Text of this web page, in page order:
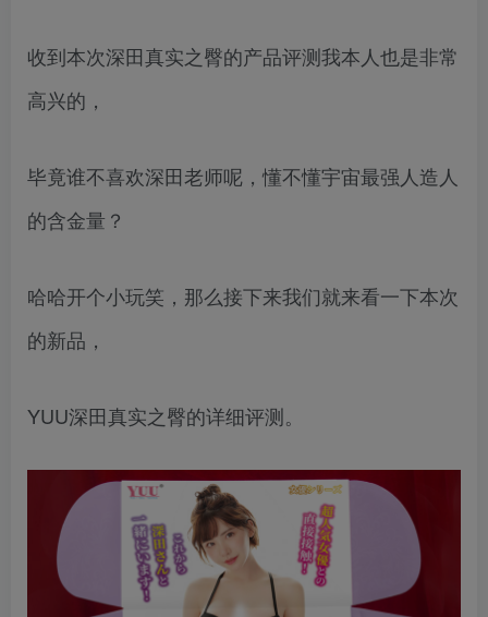
收到本次深田真实之臀的产品评测我本人也是非常
高兴的，
毕竟谁不喜欢深田老师呢，懂不懂宇宙最强人造人
的含金量？
哈哈开个小玩笑，那么接下来我们就来看一下本次
的新品，
YUU深田真实之臀的详细评测。